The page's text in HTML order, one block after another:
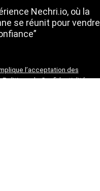
Nechri.io, où la
se réunit pour vendre
l’acceptation des
de Confidentialité.